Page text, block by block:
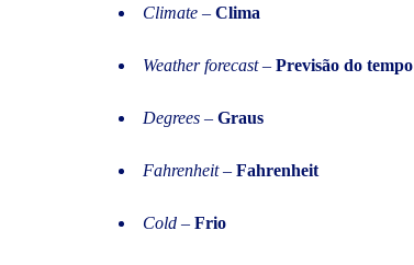
Climate – Clima
Weather forecast– Previsão do tempo
Degrees – Graus
Fahrenheit– Fahrenheit
Cold – Frio